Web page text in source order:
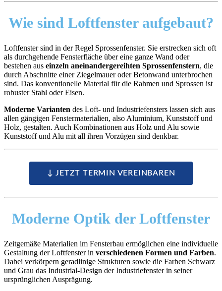
Wie sind Loftfenster aufgebaut?
Loftfenster sind in der Regel Sprossenfenster. Sie erstrecken sich oft
als durchgehende Fensterfläche über eine ganze Wand oder
bestehen aus einzeln aneinandergereihten Sprossenfenstern, die
durch Abschnitte einer Ziegelmauer oder Betonwand unterbrochen
sind. Das konventionelle Material für die Rahmen und Sprossen ist
robuster Stahl oder Eisen.
Moderne Varianten des Loft- und Industriefensters lassen sich aus
allen gängigen Fenstermaterialien, also Aluminium, Kunststoff und
Holz, gestalten. Auch Kombinationen aus Holz und Alu sowie
Kunststoff und Alu mit all ihren Vorzügen sind denkbar.
↓ JETZT TERMIN VEREINBAREN
Moderne Optik der Loftfenster
Zeitgemäße Materialien im Fensterbau ermöglichen eine individuelle
Gestaltung der Loftfenster in verschiedenen Formen und Farben.
Dabei verkörpern geradlinige Strukturen sowie die Farben Schwarz
und Grau das Industrial-Design der Industriefenster in seiner
ursprünglichen Ausprägung.